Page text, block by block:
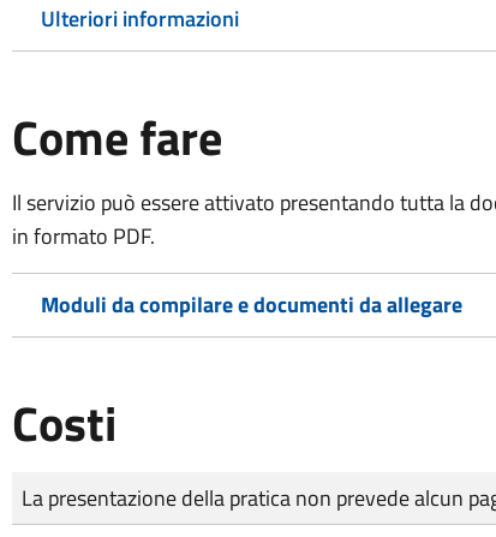
Ulteriori informazioni
Come fare
Il servizio può essere attivato presentando tutta la
in formato PDF.
Moduli da compilare e documenti da allegare
Costi
Tipo di pagamento
Importo
La presentazione della pratica non prevede alcun